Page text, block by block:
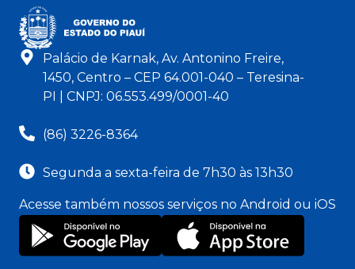
Palácio de Karnak, Av. Antonino Freire,
1450, Centro – CEP 64.001-040 – Teresina-
PI | CNPJ: 06.553.499/0001-40
(86) 3226-8364
Segunda a sexta-feira de 7h30 às 13h30
Acesse também nossos serviços no Android ou iOS